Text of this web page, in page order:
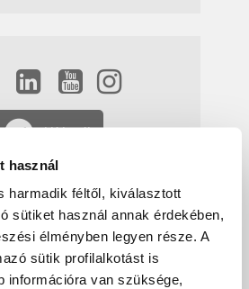
használ
harmadik féltől, kiválasztott
sütiket használ annak érdekében,
élményben legyen része. A
sütik profilalkotást is
információra van szüksége,
Hírlevél